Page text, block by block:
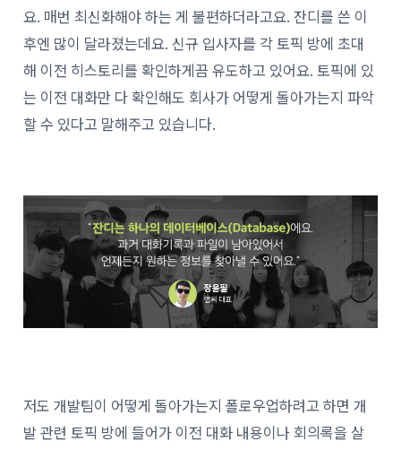
요. 매번 최신화해야 하는 게 불편하더라고요. 잔디를 쓴 이
후엔 많이 달라졌는데요. 신규 입사자를 각 토픽 방에 초대
해 이전 히스토리를 확인하게끔 유도하고 있어요. 토픽에 있
는 이전 대화만 다 확인해도 회사가 어떻게 돌아가는지 파악
할 수 있다고 말해주고 있습니다.
저도 개발팀이 어떻게 돌아가는지 폴로우업하려고 하면 개
발 관련 토픽 방에 들어가 이전 대화 내용이나 회의록을 살